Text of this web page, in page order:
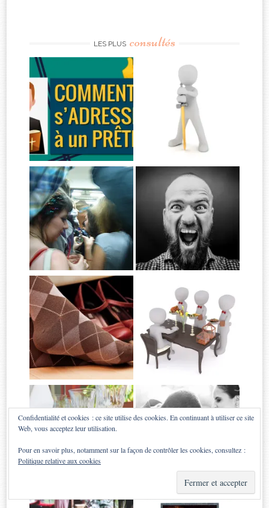
LES PLUS consultés
Confidentialité et cookies : ce site utilise des cookies. En continuant à utiliser ce site
Web, vous acceptez leur utilisation.
Pour en savoir plus, notamment sur la façon de contrôler les cookies, consultez :
Politique relative aux cookies